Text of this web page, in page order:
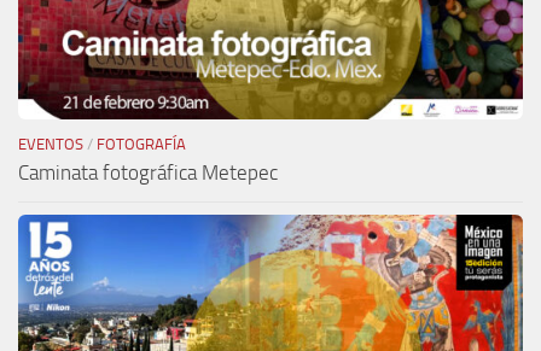
EVENTOS / FOTOGRAFÍA
Caminata fotográfica Metepec